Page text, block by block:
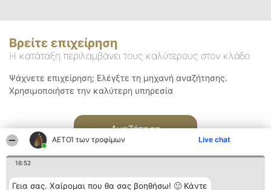
ΑΕΤΟΊ των τροφίμων Live chat
16:52
Γεια σας. Χαίρομαι που θα σας βοηθήσω! 🙂 Κάντε
Βρείτε επιχείρηση
Η κατάταξη περιλαμβάνει τους καλύτερους στον κλάδο
Ψάχνετε επιχείρηση; Ελέγξτε τη μηχανή αναζήτησης.
Χρησιμοποιήστε την καλύτερη υπηρεσία
Αναζήτηση